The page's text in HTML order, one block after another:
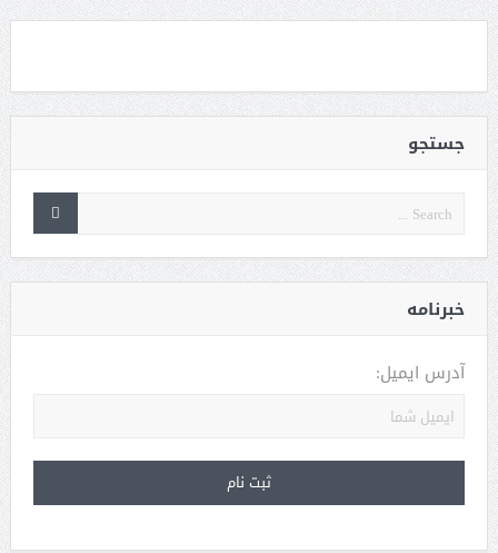
جستجو
خبرنامه
آدرس ایمیل: